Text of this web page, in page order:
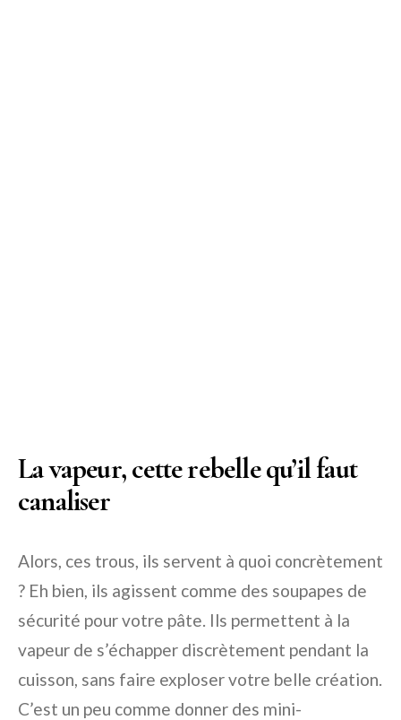
La vapeur, cette rebelle qu’il faut
canaliser
Alors, ces trous, ils servent à quoi concrètement
? Eh bien, ils agissent comme des soupapes de
sécurité pour votre pâte. Ils permettent à la
vapeur de s’échapper discrètement pendant la
cuisson, sans faire exploser votre belle création.
C’est un peu comme donner des mini-